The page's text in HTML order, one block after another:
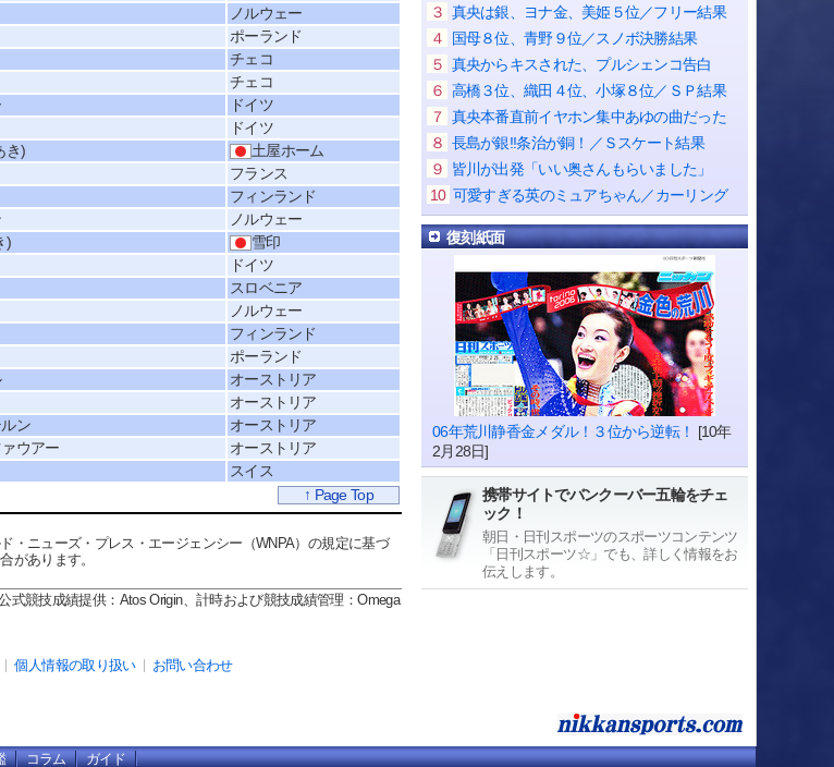
ノルウェー
ポーランド
チェコ
チェコ
ドイツ
ドイツ
き)
土屋ホーム
フランス
フィンランド
ノルウェー
)
雪印
ドイツ
スロベニア
ノルウェー
フィンランド
ポーランド
オーストリア
オーストリア
ン
オーストリア
ウアー
オーストリア
スイス
↑ Page Top
・ニューズ・プレス・エージェンシー（WNPA）の規定に基づ
があります。
式競技成績提供：Atos Origin、計時および競技成績管理：Omega
３ 真央は銀、ヨナ金、美姫５位／フリー結果
４
国母８位、青野９位／スノボ決勝結果
５ 真央からキスされた、プルシェンコ告白
６ 高橋３位、織田４位、小塚８位／ＳＰ結果
７ 真央本番直前イヤホン集中あゆの曲だった
８ 長島が銀!!条治が銅！／Ｓスケート結果
９
皆川が出発「いい奥さんもらいました」
10 可愛すぎる英のミュアちゃん／カーリング
復刻紙面
06年荒川静香金メダル！３位から逆転！
[10年
2月28日]
携帯サイトでバンクーバー五輪をチェ
ック！
朝日・日刊スポーツのスポーツコンテンツ
「日刊スポーツ☆」でも、詳しく情報をお
伝えします。
個人情報の取り扱い
お問い合わせ
コラム ガイド